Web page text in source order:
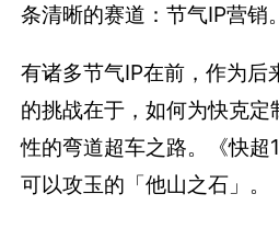
条清晰的赛道：节气IP营销。
有诸多节气IP在前，作为后
的挑战在于，如何为快克
性的弯道超车之路。《快超
可以攻玉的「他山之石」。